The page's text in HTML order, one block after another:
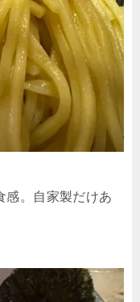
感。自家製だけあ